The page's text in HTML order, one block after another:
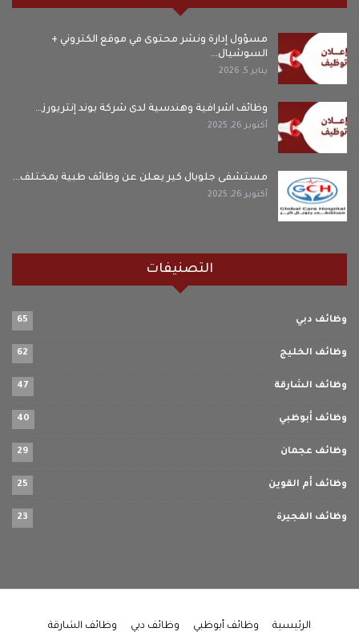
مسؤول إدارة ونشر محتوى في موقع الكتروني +
السوشيال…
يناير 5, 2026
وظائف اشرافية وهندسية لدى شركة بوند إنتريورز…
أكتوبر 26, 2025
مستشفى جلوبال كير يعلن عن وظائف طبية بمختلف…
أكتوبر 26, 2025
التصنيفات
وظائف دبي 65
وظائف الخليج 62
وظائف الشارقة 47
وظائف أبوظبي 40
وظائف عجمان 29
وظائف أم القوين 25
وظائف الفجيرة 23
الرئيسية وظائف أبوظبي وظائف دبي وظائف الشارقة